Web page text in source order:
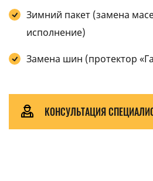
Зимний пакет (замена
исполнение)
Замена шин (протектор
КОНСУЛЬТАЦИЯ